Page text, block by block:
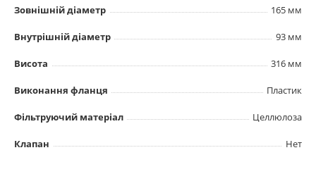
Зовнішній діаметр 165 мм
Внутрішній діаметр 93 мм
Висота 316 мм
Виконання фланця Пластик
Фільтруючий матеріал Целлюлоза
Клапан Нет